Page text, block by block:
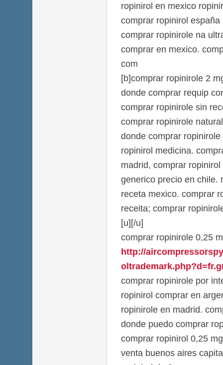
ropinirol en mexico
comprar ropinirol españa
comprar ropinirole na
comprar en mexico.
com
[b]comprar ropinirole 2
donde comprar requip
comprar ropinirole sin
comprar ropinirole
donde comprar
ropinirol medicina.
madrid, comprar
generico precio en chile.
receta mexico. comprar
receita; comprar
[u][/u]
comprar ropinirole 0,25
http://
comprar ropinirole por
ropinirol comprar en
ropinirole en madrid.
donde puedo comprar
comprar ropinirol 0,25
venta buenos aires